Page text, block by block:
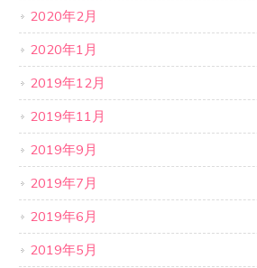
2020年2月
2020年1月
2019年12月
2019年11月
2019年9月
2019年7月
2019年6月
2019年5月